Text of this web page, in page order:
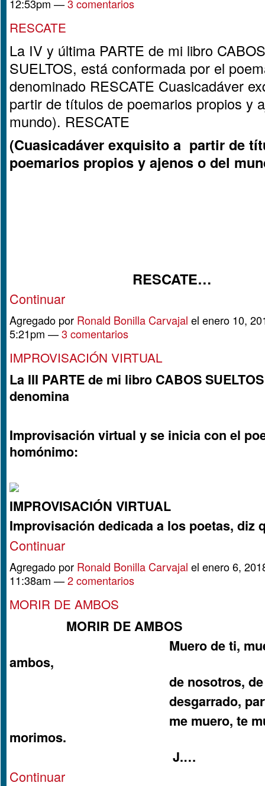
12:53pm —3 comentarios
RESCATE
La IV y última PARTE de mi libro CABOS
SUELTOS, está conformada por el
denominado RESCATE Cuasicadáver
partir de títulos de poemarios propios y
mundo). RESCATE
(Cuasicadáver exquisito a partir de
poemarios propios y ajenos o del
RESCATE…
Continuar
Agregado por Ronald Bonilla Carvajal el enero 10,
5:21pm —3 comentarios
IMPROVISACIÓN VIRTUAL
La III PARTE de mi libro CABOS
denomina
Improvisación virtual y se inicia con el
homónimo:
IMPROVISACIÓN VIRTUAL
Improvisación dedicada a los poetas, diz
Continuar
Agregado por Ronald Bonilla Carvajal el enero 6,
11:38am —2 comentarios
MORIR DE AMBOS
MORIR DE AMBOS
Muero de ti, muero
ambos,
de nosotros, de
desgarrado,
me muero, te
morimos.
J.…
Continuar